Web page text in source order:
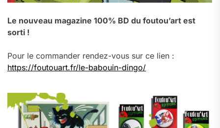
Le nouveau magazine 100% BD du foutou’art est
sorti !
Pour le commander rendez-vous sur ce lien :
https://foutouart.fr/le-babouin-dingo/